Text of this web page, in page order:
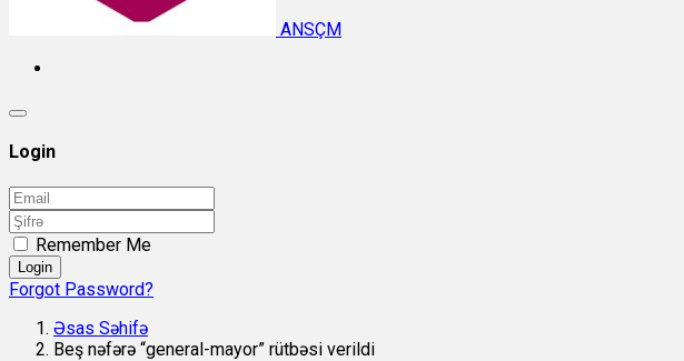
ANSÇM
Login
Remember Me
Login
Forgot Password?
Əsas Səhifə
Beş nəfərə “general-mayor” rütbəsi verildi